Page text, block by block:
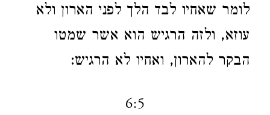
לומר שאחיו לבד הלך לפני הארון ולא
עוזא, ולזה הרגיש הוא אשר שמטו
הבקר להארון, ואחיו לא הרגיש:
6:5